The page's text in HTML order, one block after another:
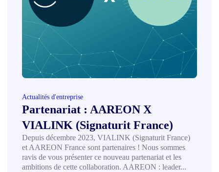
Actualités d'entreprise
Partenariat : AAREON X
VIALINK (Signaturit France)
Depuis décembre 2023, VIALINK (Signaturit France)
et AAREON France sont partenaires ! Nous sommes
ravis de vous présenter ce nouveau partenariat et les
ambitions de cette collaboration. AAREON : leader...